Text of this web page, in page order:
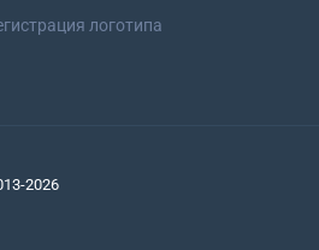
логотипа
2026